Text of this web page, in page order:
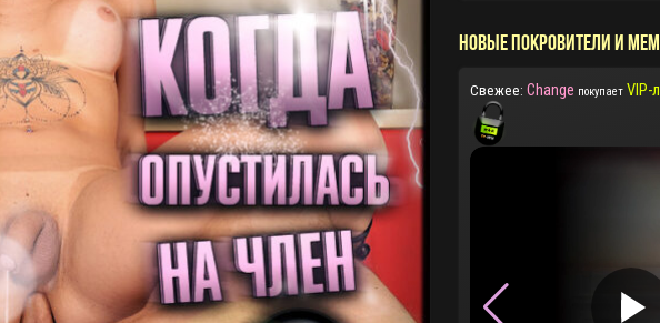
НОВЫЕ ПОКРОВИТЕЛИ И
Свежее: Change покупает VIP-
▶